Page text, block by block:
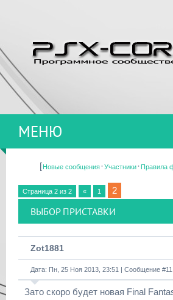
МЕНЮ
[Новые сообщения·Участники·Правила
Страница 2 из 2 « 1 2
ВЫБОР ПРИСТАВКИ
Zot1881
Дата: Пн, 25 Ноя 2013, 23:51 | Сообщение #11
Зато скоро будет новая Final